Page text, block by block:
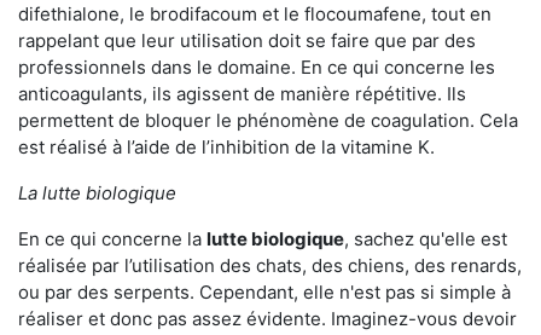
difethialone, le brodifacoum et le flocoumafene, tout en
rappelant que leur utilisation doit se faire que par des
professionnels dans le domaine. En ce qui concerne les
anticoagulants, ils agissent de manière répétitive. Ils
permettent de bloquer le phénomène de coagulation. Cela
est réalisé à l’aide de l’inhibition de la vitamine K.
La lutte biologique
En ce qui concerne la lutte biologique, sachez qu'elle est
réalisée par l’utilisation des chats, des chiens, des renards,
ou par des serpents. Cependant, elle n'est pas si simple à
réaliser et donc pas assez évidente. Imaginez-vous devoir